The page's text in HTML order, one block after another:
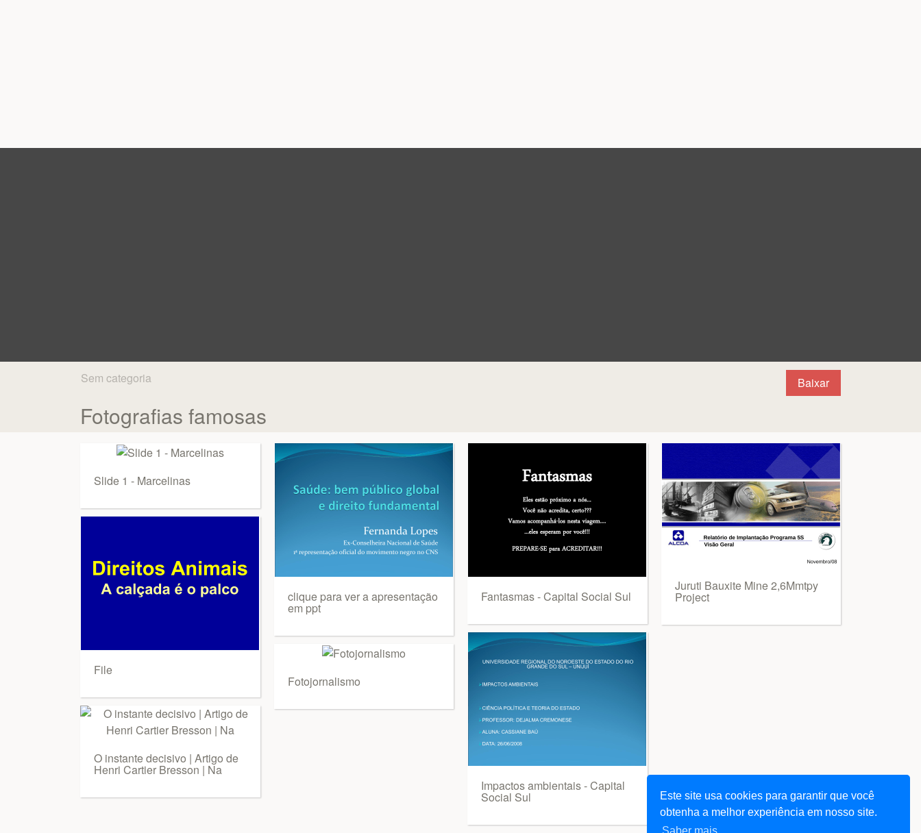
Este site usa cookies para garantir que você
obtenha a melhor experiência em nosso site.
Baixar
Sem categoria
Fotografias famosas
Slide 1 - Marcelinas
File
O instante decisivo | Artigo de
Henri Cartier Bresson | Na
clique para ver a apresentação
em ppt
Fotojornalismo
Fantasmas - Capital Social Sul
Impactos ambientais - Capital
Social Sul
Juruti Bauxite Mine 2,6Mmtpy
Project